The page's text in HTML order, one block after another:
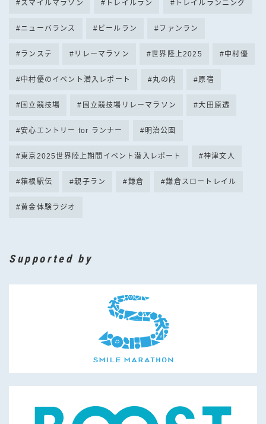
スマイルマラソン トレイルラン トレイルランニング
ニューバランス ビールラン ファンラン
ランステ リレーマラソン 世界陸上2025 中村優
中村優のイベント潜入レポート 丸の内 原宿
国立競技場 国立競技場リレーマラソン 大田原透
安心エントリー for ランナー 明治公園
東京2025世界陸上期間イベント潜入レポート 神津文人
箱根駅伝 親子ラン 鎌倉 鎌倉スロートレイル
黄金体験ラジオ
Supported by